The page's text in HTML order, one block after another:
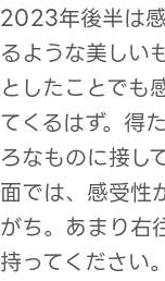
2023年後半は
るような美しい
としたことでも
てくるはず。得
ろなものに接し
面では、感受性
がち。あまり右
持ってください。